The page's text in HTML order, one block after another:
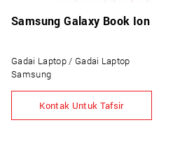
Samsung Galaxy Book Ion
Gadai Laptop / Gadai Laptop
Samsung
Kontak Untuk Tafsir